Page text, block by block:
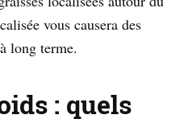
vous causera des
long terme.
: quels